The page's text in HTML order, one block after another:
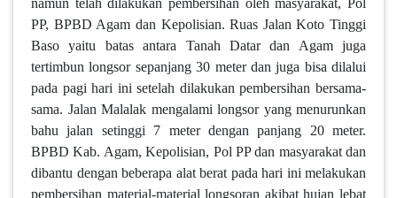
namun telah dilakukan pembersihan oleh masyarakat, Pol
PP, BPBD Agam dan Kepolisian. Ruas Jalan Koto Tinggi
Baso yaitu batas antara Tanah Datar dan Agam juga
tertimbun longsor sepanjang 30 meter dan juga bisa dilalui
pada pagi hari ini setelah dilakukan pembersihan bersama-
sama. Jalan Malalak mengalami longsor yang menurunkan
bahu jalan setinggi 7 meter dengan panjang 20 meter.
BPBD Kab. Agam, Kepolisian, Pol PP dan masyarakat dan
dibantu dengan beberapa alat berat pada hari ini melakukan
pembersihan material-material longsoran akibat hujan lebat